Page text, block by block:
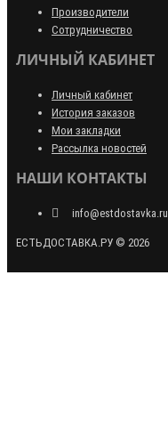
Производители
Сотрудничество
ЛИЧНЫЙ КАБИНЕТ
Личный кабинет
История заказов
Мои закладки
Рассылка новостей
НАШИ КОНТАКТЫ
info@estdostavka.ru
ЕСТЬДОСТАВКА.РУ © 2026